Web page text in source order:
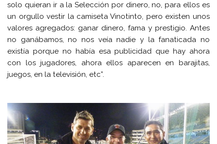
solo quieran ir a la Selección por dinero, no, para ellos es
un orgullo vestir la camiseta Vinotinto, pero existen unos
valores agregados: ganar dinero, fama y prestigio. Antes
no ganábamos, no nos veía nadie y la fanaticada no
existía porque no había esa publicidad que hay ahora
con los jugadores, ahora ellos aparecen en barajitas,
juegos, en la televisión, etc”.